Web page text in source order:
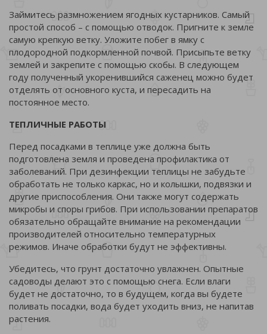
Займитесь размножением ягодных кустарников. Самый
простой способ – с помощью отводок. Пригните к земле
самую крепкую ветку. Уложите побег в ямку с
плодородной подкормленной почвой. Присыпьте ветку
землей и закрепите с помощью скобы. В следующем
году полученный укоренившийся саженец можно будет
отделять от основного куста, и пересадить на
постоянное место.
ТЕПЛИЧНЫЕ РАБОТЫ
Перед посадками в теплице уже должна быть
подготовлена земля и проведена профилактика от
заболеваний. При дезинфекции теплицы не забудьте
обработать не только каркас, но и колышки, подвязки и
другие приспособления. Они также могут содержать
микробы и споры грибов. При использовании препаратов
обязательно обращайте внимание на рекомендации
производителей относительно температурных
режимов. Иначе обработки будут не эффективны.
Убедитесь, что грунт достаточно увлажнен. Опытные
садоводы делают это с помощью снега. Если влаги
будет не достаточно, то в будущем, когда вы будете
поливать посадки, вода будет уходить вниз, не напитав
растения.